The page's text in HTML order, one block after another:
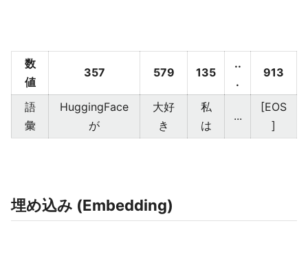
数
値
357 579 135
..
.
913
語
彙
HuggingFace
が
大好
き
私
は
...
[EOS
]
埋め込み (Embedding)​